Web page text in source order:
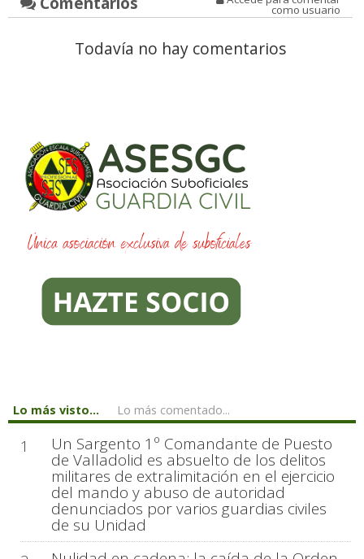
como usuario
Todavía no hay comentarios
Lo más visto... Lo más comentado...
1 Un Sargento 1º Comandante de Puesto
de Valladolid es absuelto de los delitos
militares de extralimitación en el ejercicio
del mando y abuso de autoridad
denunciados por varios guardias civiles
de su Unidad